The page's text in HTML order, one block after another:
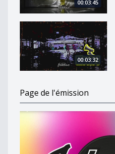
00:03:45
Nicole de SnowStorm
00:03:32
Page de l'émission